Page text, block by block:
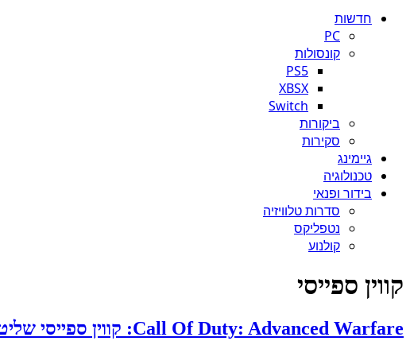
חדשות
PC
קונסולות
PS5
XBSX
Switch
ביקורות
סקירות
גיימינג
טכנולוגיה
בידור ופנאי
סדרות טלוויזיה
נטפליקס
קולנוע
קווין ספייסי
Call Of Duty: Advanced Warfare: קווין ספייסי שליט העולם